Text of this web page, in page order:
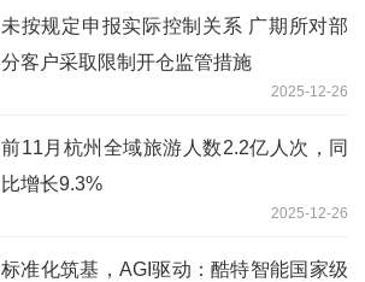
未按规定申报实际控制关系 广期所对部
分客户采取限制开仓监管措施
2025-12-26
前11月杭州全域旅游人数2.2亿人次，同
比增长9.3%
2025-12-26
标准化筑基，AGI驱动：酷特智能国家级